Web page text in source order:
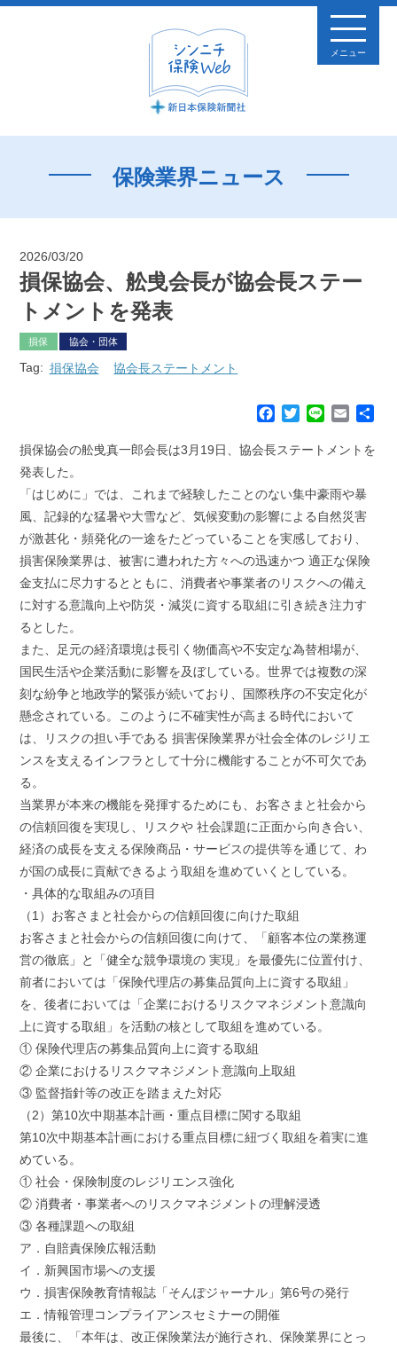
メニュー
保険業界ニュース
2026/03/20
損保協会、舩曵会長が協会長ステー
トメントを発表
損保 協会・団体
Tag: 損保協会 協会長ステートメント
c
o
o
k
T
i
e
r
n
E
a
損保協会の舩曵真一郎会長は3月19日、協会長ステートメントを
発表した。
「はじめに」では、これまで経験したことのない集中豪雨や暴
風、記録的な猛暑や大雪など、気候変動の影響による自然災害
が激甚化・頻発化の一途をたどっていることを実感しており、
損害保険業界は、被害に遭われた方々への迅速かつ 適正な保険
金支払に尽力するとともに、消費者や事業者のリスクへの備え
に対する意識向上や防災・減災に資する取組に引き続き注力す
るとした。
また、足元の経済環境は長引く物価高や不安定な為替相場が、
国民生活や企業活動に影響を及ぼしている。世界では複数の深
刻な紛争と地政学的緊張が続いており、国際秩序の不安定化が
懸念されている。このように不確実性が高まる時代において
は、リスクの担い手である 損害保険業界が社会全体のレジリエ
ンスを支えるインフラとして十分に機能することが不可欠であ
る。
当業界が本来の機能を発揮するためにも、お客さまと社会から
の信頼回復を実現し、リスクや 社会課題に正面から向き合い、
経済の成長を支える保険商品・サービスの提供等を通じて、わ
が国の成長に貢献できるよう取組を進めていくとしている。
・具体的な取組みの項目
（1）お客さまと社会からの信頼回復に向けた取組
お客さまと社会からの信頼回復に向けて、「顧客本位の業務運
営の徹底」と「健全な競争環境の 実現」を最優先に位置付け、
前者においては「保険代理店の募集品質向上に資する取組」
を、後者においては「企業におけるリスクマネジメント意識向
上に資する取組」を活動の核として取組を進めている。
① 保険代理店の募集品質向上に資する取組
② 企業におけるリスクマネジメント意識向上取組
③ 監督指針等の改正を踏まえた対応
（2）第10次中期基本計画・重点目標に関する取組
第10次中期基本計画における重点目標に紐づく取組を着実に進
めている。
① 社会・保険制度のレジリエンス強化
② 消費者・事業者へのリスクマネジメントの理解浸透
③ 各種課題への取組
ア．自賠責保険広報活動
イ．新興国市場への支援
ウ．損害保険教育情報誌「そんぽジャーナル」第6号の発行
エ．情報管理コンプライアンスセミナーの開催
最後に、「本年は、改正保険業法が施行され、保険業界にとっ